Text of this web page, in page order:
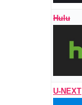
Hulu
U-NEXT